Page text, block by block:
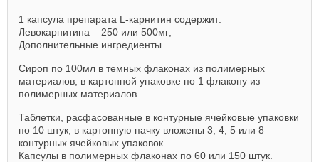
1 капсула препарата L-карнитин содержит:
Левокарнитина – 250 или 500мг;
Дополнительные ингредиенты.
Сироп по 100мл в темных флаконах из полимерных
материалов, в картонной упаковке по 1 флакону из
полимерных материалов.
Таблетки, расфасованные в контурные ячейковые упаковки
по 10 штук, в картонную пачку вложены 3, 4, 5 или 8
контурных ячейковых упаковок.
Капсулы в полимерных флаконах по 60 или 150 штук.